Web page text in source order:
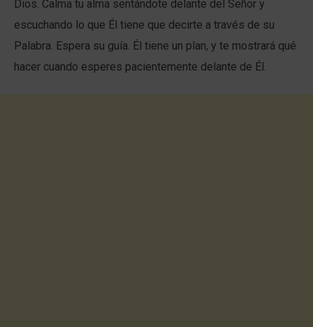
Dios. Calma tu alma sentándote delante del Señor y
escuchando lo que Él tiene que decirte a través de su
Palabra. Espera su guía. Él tiene un plan, y te mostrará qué
hacer cuando esperes pacientemente delante de Él.